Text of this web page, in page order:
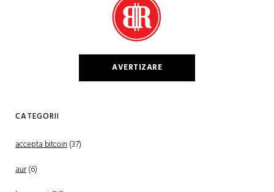
AVERTIZARE
CATEGORII
accepta bitcoin(37)
aur(6)